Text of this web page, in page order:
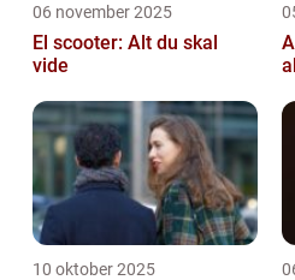
06 november 2025
El scooter: Alt du skal
vide
10 oktober 2025